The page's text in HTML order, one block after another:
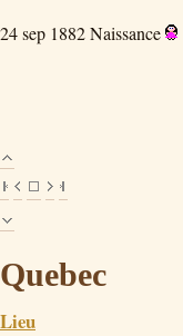
24 sep 1882Naissance
Quebec
Lieu